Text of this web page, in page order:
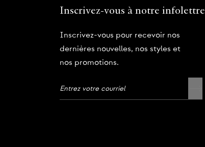
Inscrivez-vous à notre infolettre
Inscrivez-vous pour recevoir nos
dernières nouvelles, nos styles et
nos promotions.